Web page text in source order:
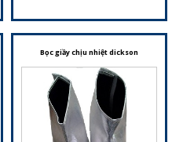
Bọc giầy chịu nhiệt dickson